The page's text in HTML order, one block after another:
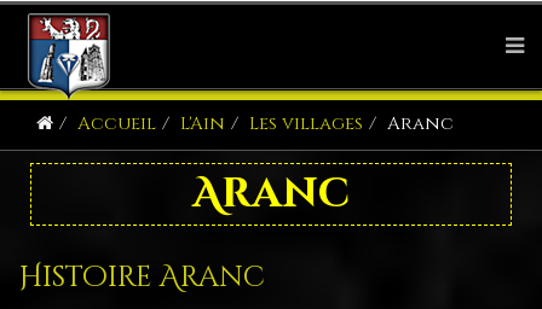
Accueil L'Ain Les villages Aranc
Aranc
Histoire Aranc